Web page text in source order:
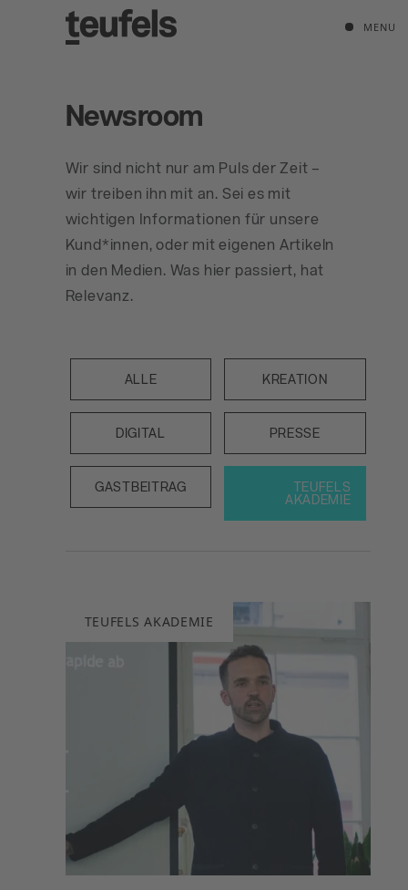
MENU
Newsroom
Wir sind nicht nur am Puls der Zeit –
wir treiben ihn mit an. Sei es mit
wichtigen Informationen für unsere
Kund*innen, oder mit eigenen Artikeln
in den Medien. Was hier passiert, hat
Relevanz.
ALLE KREATION
DIGITAL PRESSE
GASTBEITRAG TEUFELS
AKADEMIE
TEUFELS AKADEMIE